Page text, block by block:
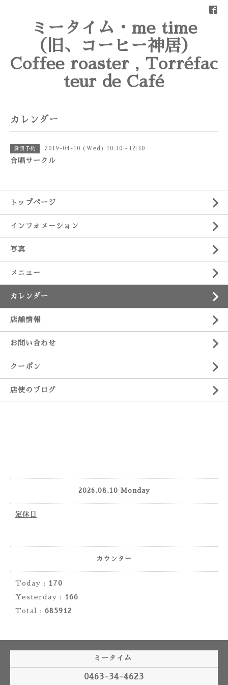
ミータイム・me time
（旧、コーヒー神居）
Coffee roaster , Torréfac
teur de Café
カレンダー
貸切予約 2019-04-10 (Wed) 10:30～12:30
合唱サークル
トップページ
インフォメーション
写真
メニュー
カレンダー
店舗情報
お問い合わせ
クーポン
店使のブログ
2026.08.10 Monday
定休日
カウンター
Today :
170
Yesterday :
166
Total : 685912
ミータイム
0463-34-4623